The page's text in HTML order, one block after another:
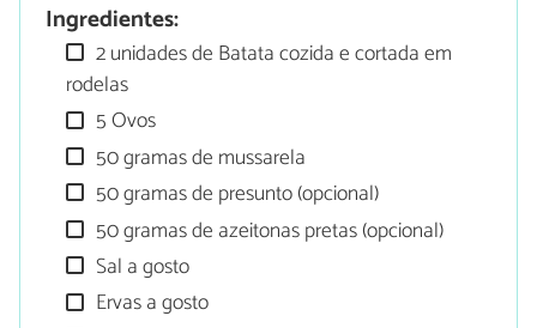
Ingredientes:
2 unidades de Batata cozida e cortada em
rodelas
5 Ovos
50 gramas de mussarela
50 gramas de presunto (opcional)
50 gramas de azeitonas pretas (opcional)
Sal a gosto
Ervas a gosto